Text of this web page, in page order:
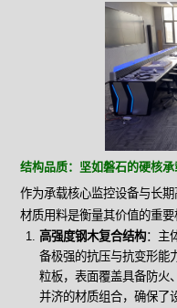
结构品质：坚如磐石的硬核承
作为承载核心监控设备与长
材质用料是衡量其价值的重要
高强度钢木复合结构：主
备极强的抗压与抗变形能
粒板，表面覆盖具备防火
并济的材质组合，确保了